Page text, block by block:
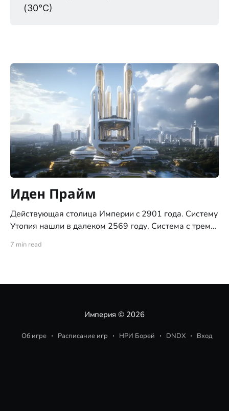
(30°C)
Иден Прайм
Действующая столица Империи c 2901 года. Систему
Утопия нашли в далеком 2569 году. Система с тремя
планеты
7 min read
Империя © 2026
Об игре Расписание игр НРИ Борей DNDX Вход